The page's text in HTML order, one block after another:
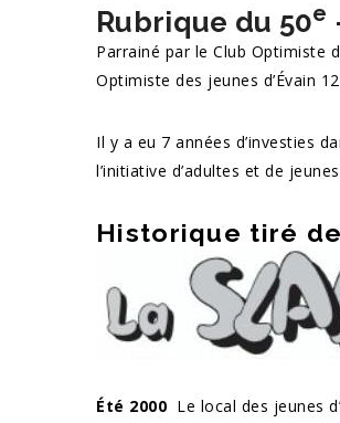
Rubrique du 50e
Parrainé par le Club Optimiste
Optimiste des jeunes d’Évain
Il y a eu 7 années d’investies
l’initiative d’adultes et de
Historique tiré
Été 2000 Le local des jeunes